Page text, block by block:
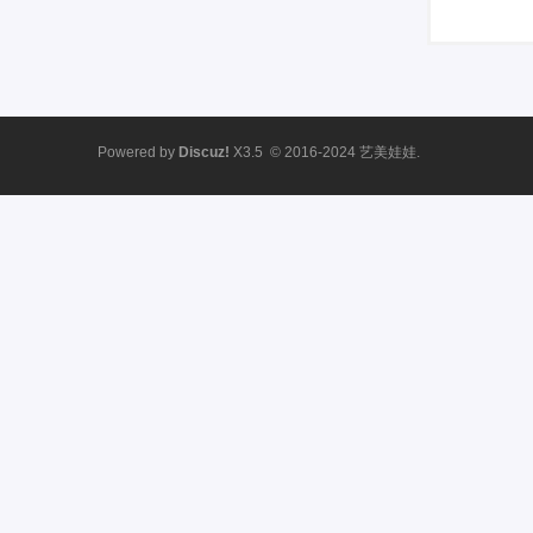
Powered by Discuz! X3.5 © 2016-2024 艺美娃娃.